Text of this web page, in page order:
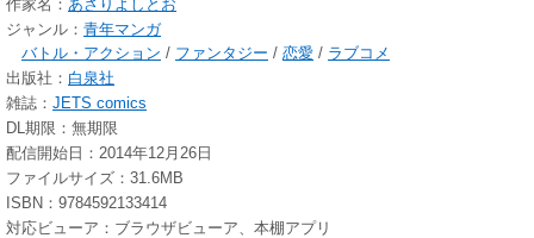
作家名： あさりよしとお
ジャンル： 青年マンガ
バトル・アクション / ファンタジー / 恋愛 / ラブコメ
出版社： 白泉社
雑誌： JETS comics
DL期限：無期限
配信開始日：2014年12月26日
ファイルサイズ：31.6MB
ISBN：9784592133414
対応ビューア：ブラウザビューア、本棚アプリ